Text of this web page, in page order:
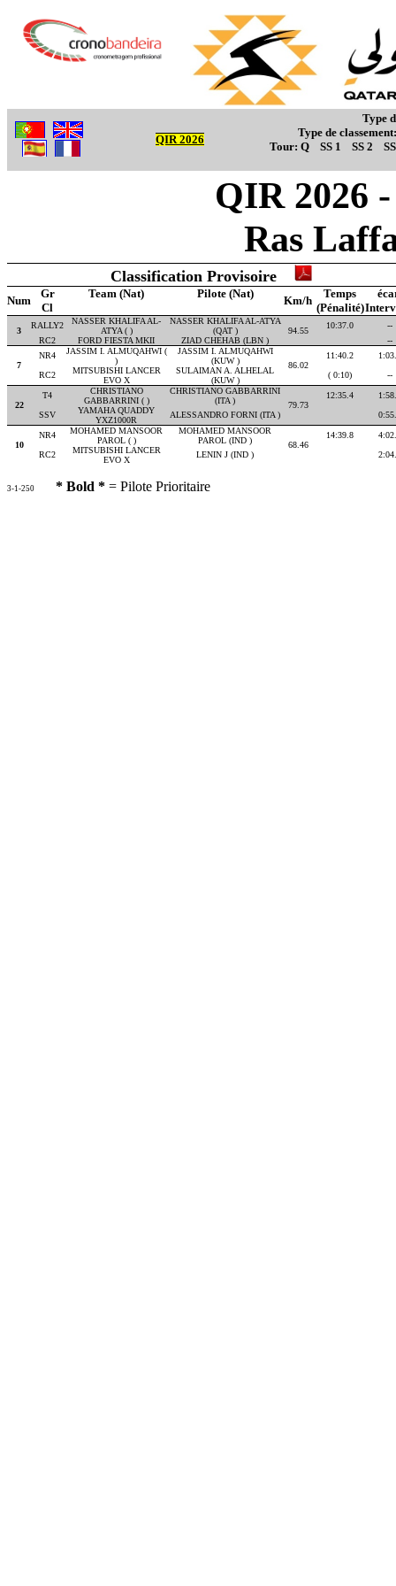
QIR 2026
Type
Type de
Tour: Q SS 1 SS 2
QIR 2026
Ras
Classification Provisoire
Num
Gr Team (Nat) Pilote (Nat)
Km/h
Temps
Cl
(Pénalité)
3
RALLY2
NASSER KHALIFA AL-
ATYA ( )
NASSER KHALIFA AL-ATYA
(QAT )
94.55
10:37.0
--
RC2
FORD FIESTA MKII ZIAD CHEHAB (LBN ) --
7
NR4
JASSIM I. ALMUQAHWI (
)
JASSIM I. ALMUQAHWI
(KUW )
86.02
11:40.2
RC2
MITSUBISHI LANCER
EVO X
SULAIMAN A. ALHELAL
(KUW )
( 0:10) --
22
T4
CHRISTIANO
GABBARRINI ( )
CHRISTIANO GABBARRINI
(ITA )
79.73
12:35.4
SSV
YAMAHA QUADDY
YXZ1000R
ALESSANDRO FORNI (ITA )
10
NR4
MOHAMED MANSOOR
PAROL ( )
MOHAMED MANSOOR
PAROL (IND )
68.46
14:39.8
RC2
MITSUBISHI LANCER
EVO X
LENIN J (IND )
3-1-250 * Bold * = Pilote Prioritaire